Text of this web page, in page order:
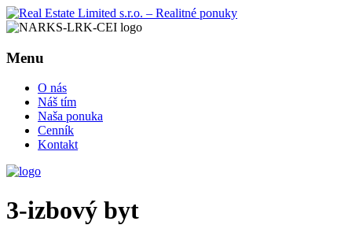
Menu
O nás
Náš tím
Naša ponuka
Cenník
Kontakt
3-izbový byt